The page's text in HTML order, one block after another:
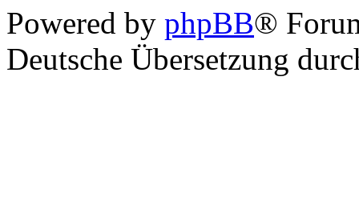
Powered by phpBB®
Deutsche Übersetzung